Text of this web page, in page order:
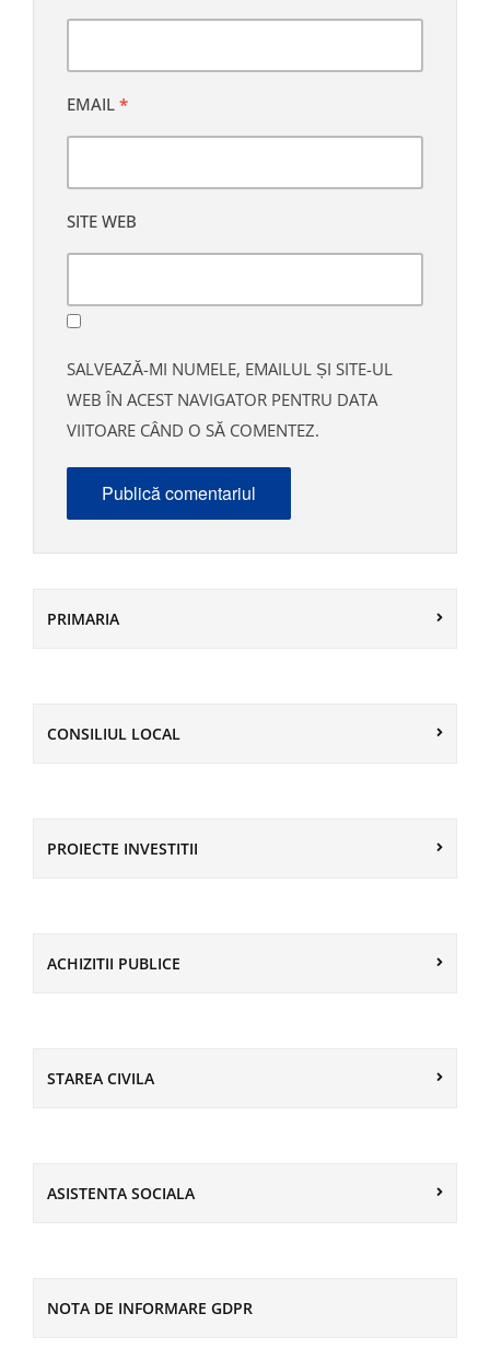
PRIMARIA
CONSILIUL LOCAL
PROIECTE INVESTITII
ACHIZITII PUBLICE
STAREA CIVILA
ASISTENTA SOCIALA
NOTA DE INFORMARE GDPR
EMAIL *
SITE WEB
SALVEAZĂ-MI NUMELE, EMAILUL ȘI SITE-UL
WEB ÎN ACEST NAVIGATOR PENTRU DATA
VIITOARE CÂND O SĂ COMENTEZ.